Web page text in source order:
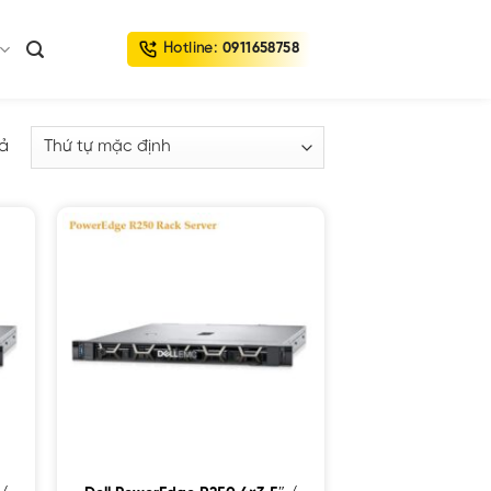
Hotline: 0911658758